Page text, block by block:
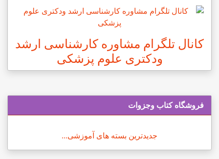
کانال تلگرام مشاوره کارشناسی ارشد
ودکتری علوم پزشکی
فروشگاه کتاب وجزوات
جدیدترین بسته های آموزشی...